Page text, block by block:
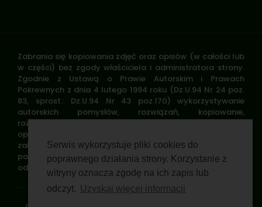
Serwis wykorzystuje pliki cookies do
poprawnego działania strony. Korzystanie z
witryny oznacza zgodę na ich zapis lub
odczyt.
Uzyskaj więcej informacji
Zabrania się kopiowania zdjęć oraz opisów (w całości lub
w części) bez zgody właściciela i administratora strony.
Zgodnie z Ustawą o Prawie Autorskim i Prawach
Pokrewnych z dnia 4 lutego 1994 roku (Dz.U.94 Nr 24 poz.
83, sprost.: Dz.U.94 Nr 43 poz.170) wykorzystywanie
autorskich pomysłów, rozwiązań, kopiowanie,
rozpowszechnianie zdjęć, fragmentów grafiki, tekstów
opisów w celach zarobkowych, bez zezwolenia autora jest
zabronione i stanowi naruszenie praw autorskich oraz
podlega karze. Znaki towarowe i graficzne są własnością
odpowiednich firm i/lub instytucji.